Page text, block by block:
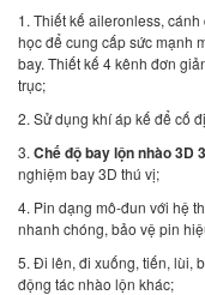
1. Thiết kế aileronless,
học để cung cấp sức mạnh
bay. Thiết kế 4 kênh đơn
trục;
2. Sử dụng khí áp kế để cố
3. Chế độ bay lộn nhào 3D
nghiệm bay 3D thú vị;
4. Pin dạng mô-đun với hệ
nhanh chóng, bảo vệ pin
5. Đi lên, đi xuống, tiến, lùi,
động tác nhào lộn khác;